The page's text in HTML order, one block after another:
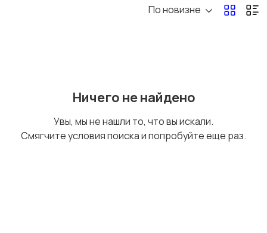
По новизне
Ничего не найдено
Увы, мы не нашли то, что вы искали.
Смягчите условия поиска и попробуйте еще раз.